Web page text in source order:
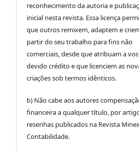
reconhecimento da autoria e
inicial nesta revista. Essa licença
que outros remixem, adaptem e
partir do seu trabalho para fins não
comerciais, desde que atribuam a
devido crédito e que licenciem as
criações sob termos idênticos.
b) Não cabe aos autores
financeira a qualquer título, por
resenhas publicados na Revista
Contabilidade.